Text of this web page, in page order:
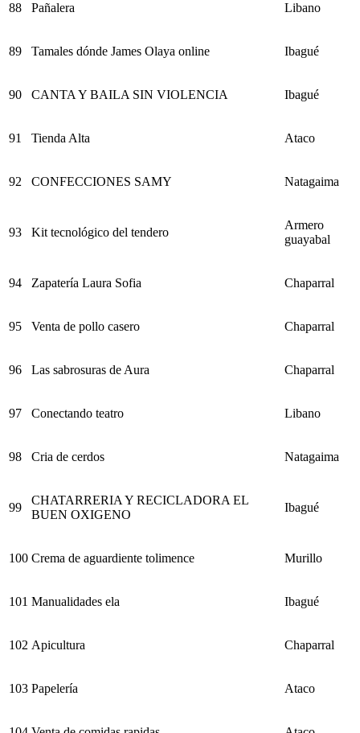
88 Pañalera Libano
89 Tamales dónde James Olaya online Ibagué
90 CANTA Y BAILA SIN VIOLENCIA Ibagué
91 Tienda Alta Ataco
92 CONFECCIONES SAMY Natagaima
93 Kit tecnológico del tendero
Armero
guayabal
94 Zapatería Laura Sofia Chaparral
95 Venta de pollo casero Chaparral
96 Las sabrosuras de Aura Chaparral
97 Conectando teatro Libano
98 Cria de cerdos Natagaima
99
CHATARRERIA Y RECICLADORA EL
BUEN OXIGENO
Ibagué
100 Crema de aguardiente tolimence Murillo
101 Manualidades ela Ibagué
102 Apicultura Chaparral
103 Papelería Ataco